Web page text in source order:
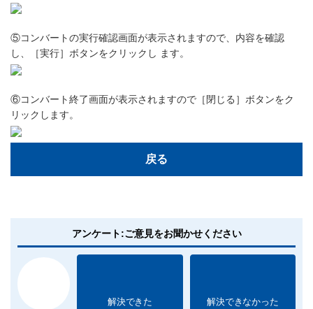
⑤コンバートの実行確認画面が表示されますので、内容を確認
し、［実行］ボタンをクリックし ます。
⑥コンバート終了画面が表示されますので［閉じる］ボタンをク
リックします。
戻る
アンケート:ご意見をお聞かせください
解決できた 解決できなかった